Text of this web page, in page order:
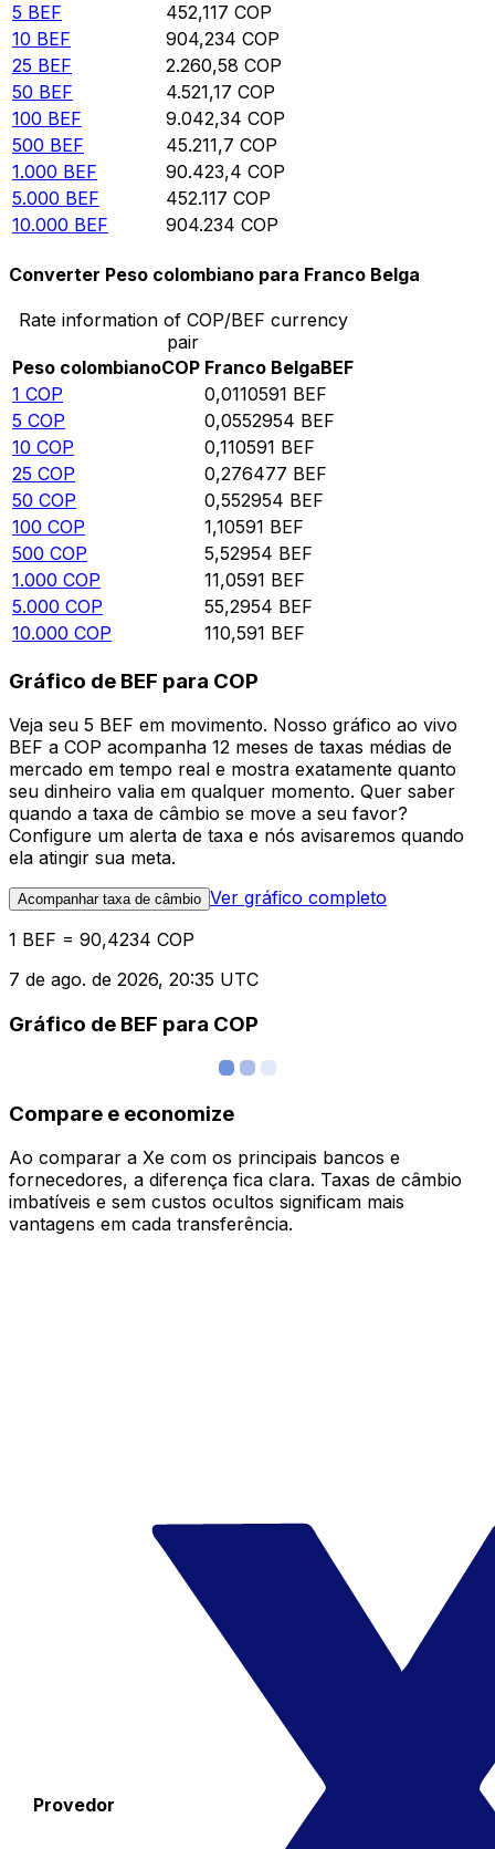
5 BEF 452,117 COP
10 BEF 904,234 COP
25 BEF 2.260,58 COP
50 BEF 4.521,17 COP
100 BEF 9.042,34 COP
500 BEF 45.211,7 COP
1.000 BEF 90.423,4 COP
5.000 BEF 452.117 COP
10.000 BEF 904.234 COP
Converter Peso colombiano para Franco Belga
Rate information of COP/BEF currency
pair
Peso colombianoCOP Franco BelgaBEF
1 COP 0,0110591 BEF
5 COP 0,0552954 BEF
10 COP 0,110591 BEF
25 COP 0,276477 BEF
50 COP 0,552954 BEF
100 COP 1,10591 BEF
500 COP 5,52954 BEF
1.000 COP 11,0591 BEF
5.000 COP 55,2954 BEF
10.000 COP 110,591 BEF
Gráfico de BEF para COP
Veja seu 5 BEF em movimento. Nosso gráfico ao vivo
BEF a COP acompanha 12 meses de taxas médias de
mercado em tempo real e mostra exatamente quanto
seu dinheiro valia em qualquer momento. Quer saber
quando a taxa de câmbio se move a seu favor?
Configure um alerta de taxa e nós avisaremos quando
ela atingir sua meta.
Acompanhar taxa de câmbio Ver gráfico completo
1 BEF = 90,4234 COP
7 de ago. de 2026, 20:35 UTC
Gráfico de BEF para COP
Compare e economize
Ao comparar a Xe com os principais bancos e
fornecedores, a diferença fica clara. Taxas de câmbio
imbatíveis e sem custos ocultos significam mais
vantagens em cada transferência.
Provedor